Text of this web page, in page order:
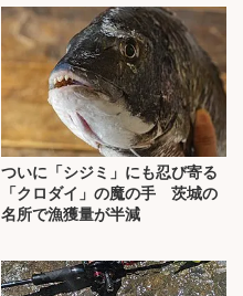
ついに「シジミ」にも忍び寄る
「クロダイ」の魔の手 茨城の
名所で漁獲量が半減